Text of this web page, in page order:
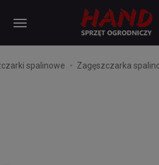
spalinowe Zagęszczarka